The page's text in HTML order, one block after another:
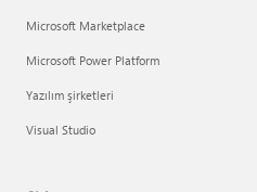
Microsoft Marketplace
Microsoft Power Platform
Yazılım şirketleri
Visual Studio